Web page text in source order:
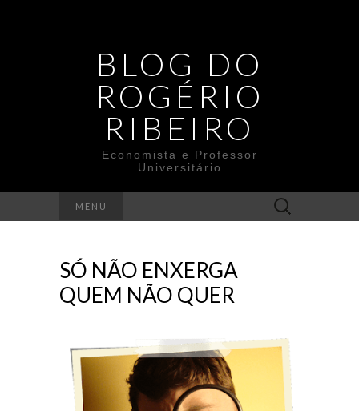
BLOG DO
ROGÉRIO
RIBEIRO
Economista e Professor
Universitário
MENU
Search
for:
SÓ NÃO ENXERGA
QUEM NÃO QUER